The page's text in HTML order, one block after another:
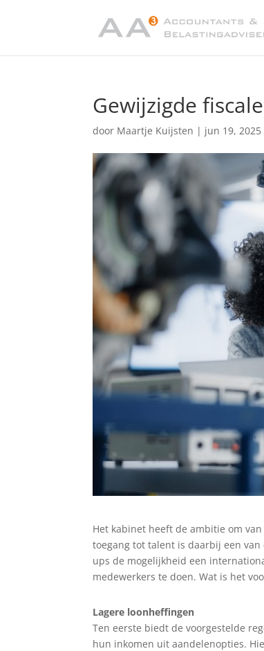
Gewijzigde
door Maartje Kuijsten | jun 19, 2025
Het kabinet heeft de ambitie om
toegang tot talent is daarbij een
ups de mogelijkheid een
medewerkers te doen. Wat is het
Lagere loonheffingen
Ten eerste biedt de voorgestelde
hun inkomen uit aandelenopties.